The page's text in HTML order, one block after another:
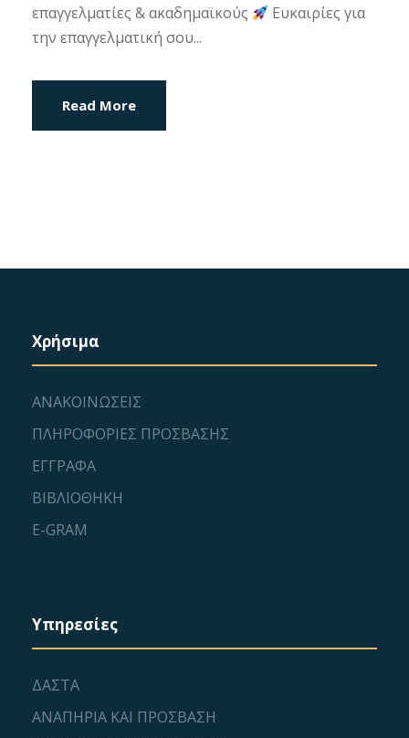
επαγγελματίες & ακαδημαϊκούς
Ευκαιρίες για
την επαγγελματική σου...
Read More
Χρήσιμα
ΑΝΑΚΟΙΝΩΣΕΙΣ
ΠΛΗΡΟΦΟΡΙΕΣ ΠΡΟΣΒΑΣΗΣ
ΕΓΓΡΑΦΑ
ΒΙΒΛΙΟΘΗΚΗ
E-GRAM
Υπηρεσίες
ΔΑΣΤΑ
ΑΝΑΠΗΡΙΑ ΚΑΙ ΠΡΟΣΒΑΣΗ